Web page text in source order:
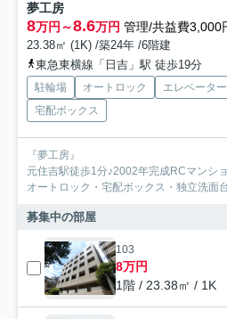
夢工房
8万円～8.6万円 管理/共益費3,000
23.38㎡ (1K) /築24年 /6階建
東急東横線「日吉」駅 徒歩19分
駐輪場 オートロック エレベーター
宅配ボックス
『夢工房』
元住吉駅徒歩1分♪2002年完成RCマンショ
オートロック・宅配ボックス・独立洗面
募集中の部屋
103
8万円
1階 / 23.38㎡ / 1K